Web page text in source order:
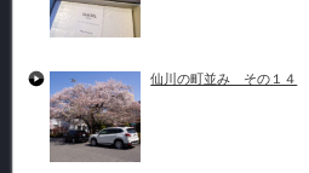
仙川の町並み その１４